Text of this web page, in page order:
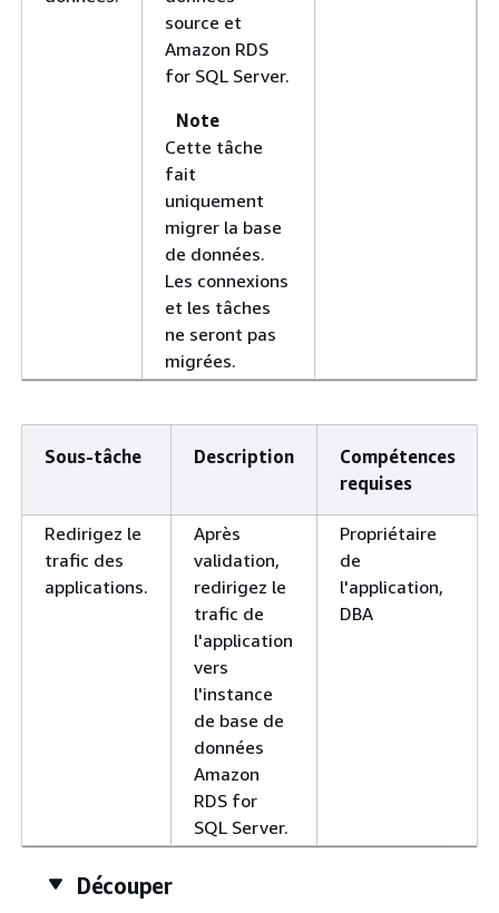
source et
Amazon RDS
for SQL Server.
Note
Cette tâche
fait
uniquement
migrer la base
de données.
Les connexions
et les tâches
ne seront pas
migrées.
Sous-tâche Description
Compétences
requises
Redirigez le
trafic des
applications.
Après
validation,
redirigez le
trafic de
l'application
vers
l'instance
de base de
données
Amazon
RDS for
SQL Server.
Propriétaire
de
l'application,
DBA
Découper